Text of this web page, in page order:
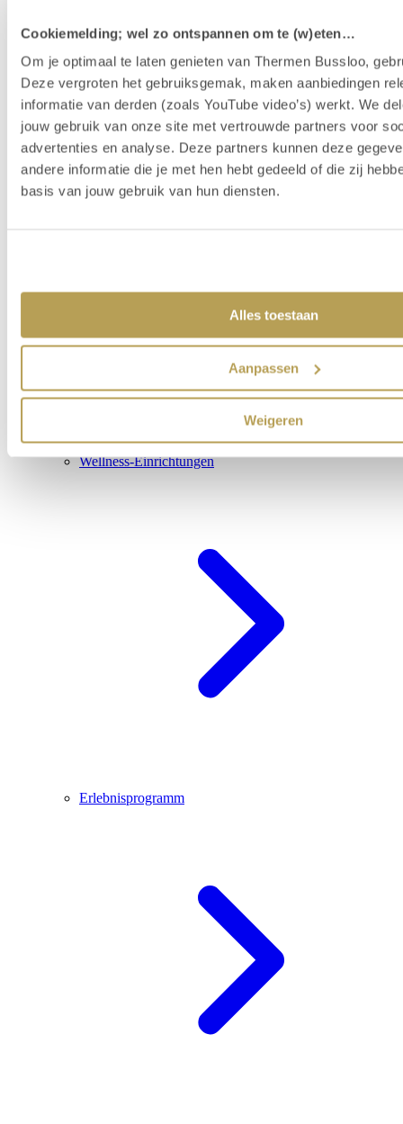
Cookiemelding; wel zo ontspannen om te (w)eten…
Om je optimaal te laten genieten van Thermen Bussloo,
Deze vergroten het gebruiksgemak, maken aanbiedingen
informatie van derden (zoals YouTube video’s) werkt. We
jouw gebruik van onze site met vertrouwde partners voor
advertenties en analyse. Deze partners kunnen deze
andere informatie die je met hen hebt gedeeld of die zij
basis van jouw gebruik van hun diensten.
Alles toestaan
Aanpassen
Weigeren
Wellness-Resort
Wellness-Einrichtungen
Erlebnisprogramm